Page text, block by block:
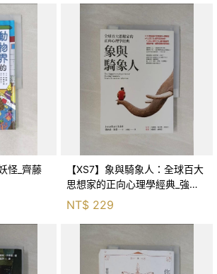
怪_齊藤
【XS7】象與騎象人：全球百大
思想家的正向心理學經典_強納
森．海德, 李靜瑤
NT$ 229